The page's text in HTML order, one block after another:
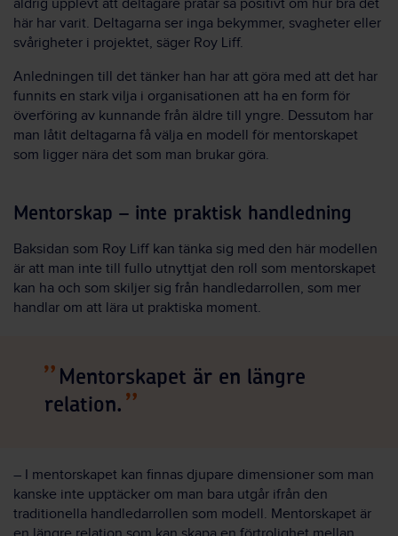
aldrig upplevt att deltagare pratar så positivt om hur bra det
här har varit. Deltagarna ser inga bekymmer, svagheter eller
svårigheter i projektet, säger Roy Liff.
Anledningen till det tänker han har att göra med att det har
funnits en stark vilja i organisationen att ha en form för
överföring av kunnande från äldre till yngre. Dessutom har
man låtit deltagarna få välja en modell för mentorskapet
som ligger nära det som man brukar göra.
Mentorskap – inte praktisk handledning
Baksidan som Roy Liff kan tänka sig med den här modellen
är att man inte till fullo utnyttjat den roll som mentorskapet
kan ha och som skiljer sig från handledarrollen, som mer
handlar om att lära ut praktiska moment.
Mentorskapet är en längre
relation.
– I mentorskapet kan finnas djupare dimensioner som man
kanske inte upptäcker om man bara utgår ifrån den
traditionella handledarrollen som modell. Mentorskapet är